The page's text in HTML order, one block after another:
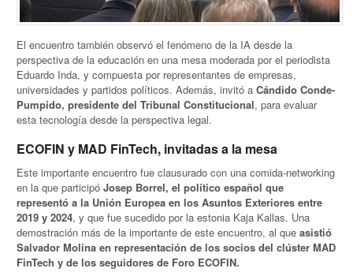
El encuentro también observó el fenómeno de la IA desde la
perspectiva de la educación en una mesa moderada por el periodista
Eduardo Inda, y compuesta por representantes de empresas,
universidades y partidos políticos. Además, invitó aCándido Conde-
Pumpido, presidente del Tribunal Constitucional, para evaluar
esta tecnología desde la perspectiva legal.
ECOFIN y MAD FinTech, invitadas a la mesa
Este importante encuentro fue clausurado con una comida-networking
en la que participóJosep Borrel, el político español que
representó a la Unión Europea en los Asuntos Exteriores entre
2019 y 2024, y que fue sucedido por la estonia Kaja Kallas. Una
demostración más de la importante de este encuentro, al que asistió
Salvador Molina en representación de los socios del clúster MAD
FinTech y de los seguidores de Foro ECOFIN.